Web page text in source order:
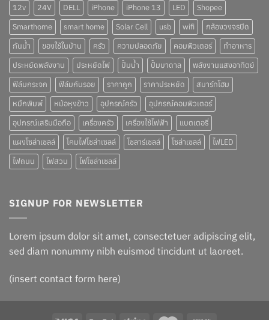
12v 24V DELL iPhone iPhone 13 LED
Shopee
Smarthome
smart home Solar Cell usb wifi
กล้องวงจรปิด
กันน้ำ
ของใช้ในบ้าน ครัว ความปลอดภัย คอมพิวเตอร์
ทำอาหาร
ประหยัดพลังงาน
ประหยัดไฟ ปั๊มน้ำ ปั๊มบาดาล
พลังงานแสงอาทิตย์
ฟิล์มกระจก
ฟิล์มกันรอย ราคาถูก ราคาประหยัด
สมาร์ทโฮม
หมึกพิมพ์
หม้อหุงข้าว อุปกรณ์ครัว
อุปกรณ์คอมพิวเตอร์
อุปกรณ์เสริมมือถือ
เครื่องครัว เครื่องใช้ไฟฟ้า
แบตเตอรี่
แผงโซล่าเซลล์
โคมไฟโซล่าเซลล์ โซลาร์เซลล์ โซล่าเซลล์
ไฟLED
ไฟถนน
ไฟสวน ไฟโซล่าเซลล์
SIGNUP FOR NEWSLETTER
Lorem ipsum dolor sit amet, consectetuer adipiscing elit,
sed diam nonummy nibh euismod tincidunt ut laoreet.
(insert contact form here)